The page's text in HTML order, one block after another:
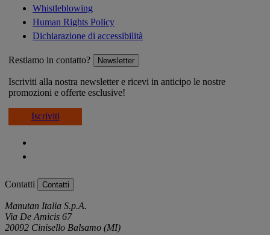
Whistleblowing
Human Rights Policy
Dichiarazione di accessibilità
Restiamo in contatto? Newsletter
Iscriviti alla nostra newsletter e ricevi in anticipo le nostre
promozioni e offerte esclusive!
Iscriviti
Contatti Contatti
Manutan Italia S.p.A.
Via De Amicis 67
20092 Cinisello Balsamo (MI)